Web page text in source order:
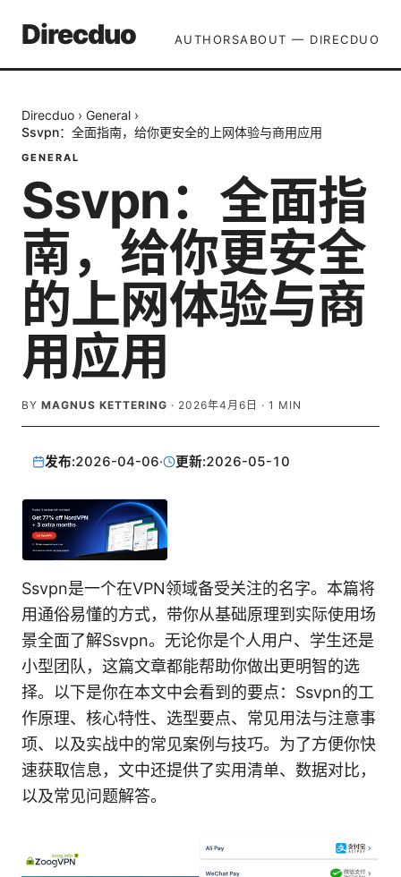
Direcduo AUTHORSABOUT — DIRECDUO
Direcduo › General ›
Ssvpn：全面指南，给你更安全的上网体验与商用应用
GENERAL
Ssvpn：全面指
南，给你更安全
的上网体验与商
用应用
BY MAGNUS KETTERING · 2026年4月6日 · 1 MIN
发布:2026-04-06· 更新:2026-05-10
Ssvpn是一个在VPN领域备受关注的名字。本篇将
用通俗易懂的方式，带你从基础原理到实际使用场
景全面了解Ssvpn。无论你是个人用户、学生还是
小型团队，这篇文章都能帮助你做出更明智的选
择。以下是你在本文中会看到的要点：Ssvpn的工
作原理、核心特性、选型要点、常见用法与注意事
项、以及实战中的常见案例与技巧。为了方便你快
速获取信息，文中还提供了实用清单、数据对比，
以及常见问题解答。